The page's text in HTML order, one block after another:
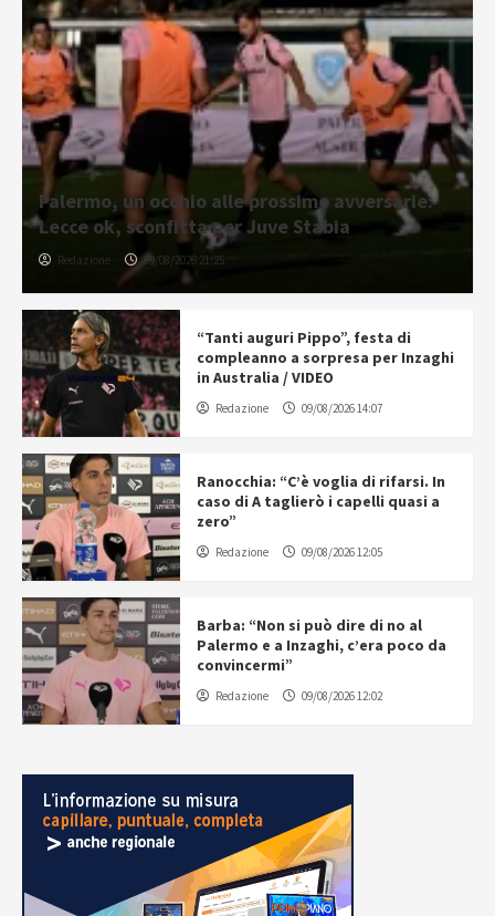
Palermo, un occhio alle prossime avversarie:
Lecce ok, sconfitta per Juve Stabia
Redazione 09/08/2026 21:25
“Tanti auguri Pippo”, festa di
compleanno a sorpresa per Inzaghi
in Australia / VIDEO
Redazione 09/08/2026 14:07
Ranocchia: “C’è voglia di rifarsi. In
caso di A taglierò i capelli quasi a
zero”
Redazione 09/08/2026 12:05
Barba: “Non si può dire di no al
Palermo e a Inzaghi, c’era poco da
convincermi”
Redazione 09/08/2026 12:02